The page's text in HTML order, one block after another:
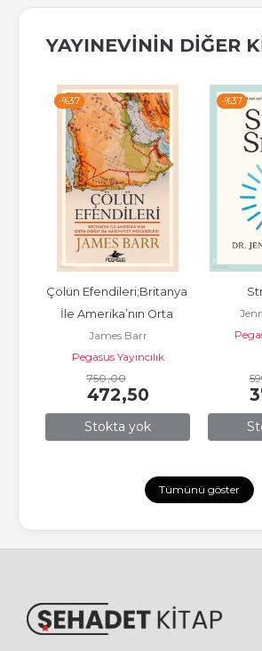
YAYINEVININ DIĞER
-%37
Stokta yok
Çölün Efendileri;Britanya
İle Amerika’nın Orta
Doğu’da Hâkimiyet
Mücadelesi
James Barr
Pegasus Yayıncılık
750,00
472,50
-%37
Tümünü göster